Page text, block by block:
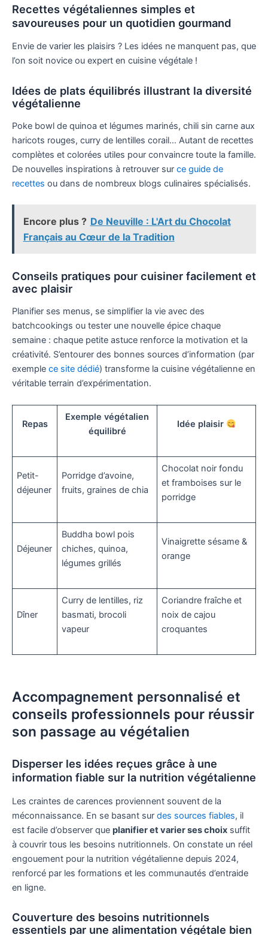
Recettes végétaliennes simples et
savoureuses pour un quotidien gourmand
Envie de varier les plaisirs ? Les idées ne manquent pas, que
l’on soit novice ou expert en cuisine végétale !
Idées de plats équilibrés illustrant la diversité
végétalienne
Poke bowl de quinoa et légumes marinés, chili sin carne aux
haricots rouges, curry de lentilles corail… Autant de recettes
complètes et colorées utiles pour convaincre toute la famille.
De nouvelles inspirations à retrouver sur ce guide de
recettes ou dans de nombreux blogs culinaires spécialisés.
Encore plus ? De Neuville : L'Art du Chocolat
Français au Cœur de la Tradition
Conseils pratiques pour cuisiner facilement et
avec plaisir
Planifier ses menus, se simplifier la vie avec des
batchcookings ou tester une nouvelle épice chaque
semaine : chaque petite astuce renforce la motivation et la
créativité. S’entourer des bonnes sources d’information (par
exemple ce site dédié) transforme la cuisine végétalienne en
véritable terrain d’expérimentation.
Repas
Exemple végétalien
équilibré
Idée plaisir
Petit-
déjeuner
Porridge d’avoine,
fruits, graines de chia
Chocolat noir fondu
et framboises sur le
porridge
Déjeuner
Buddha bowl pois
chiches, quinoa,
légumes grillés
Vinaigrette sésame &
orange
Dîner
Curry de lentilles, riz
basmati, brocoli
vapeur
Coriandre fraîche et
noix de cajou
croquantes
Accompagnement personnalisé et
conseils professionnels pour réussir
son passage au végétalien
Disperser les idées reçues grâce à une
information fiable sur la nutrition végétalienne
Les craintes de carences proviennent souvent de la
méconnaissance. En se basant sur des sources fiables, il
est facile d’observer que planifier et varier ses choix suffit
à couvrir tous les besoins nutritionnels. On constate un réel
engouement pour la nutrition végétalienne depuis 2024,
renforcé par les formations et les communautés d’entraide
en ligne.
Couverture des besoins nutritionnels
essentiels par une alimentation végétale bien